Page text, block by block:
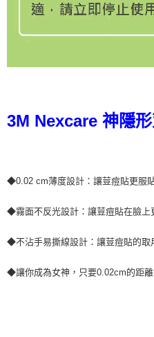
3M Nexcare 神隱
◆0.02 cm薄度設計：讓荳痘貼更服
◆霧面不反光設計：讓荳痘貼在臉上
◆不沾手易撕線設計：讓荳痘貼的取
◆讓你成為女神，只要0.02cm的距離